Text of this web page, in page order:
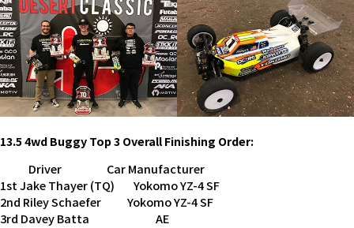
13.5 4wd Buggy Top 3 Overall Finishing Order:
Driver Car Manufacturer
1st Jake Thayer (TQ) Yokomo YZ-4 SF
2nd Riley Schaefer Yokomo YZ-4 SF
3rd Davey Batta AE